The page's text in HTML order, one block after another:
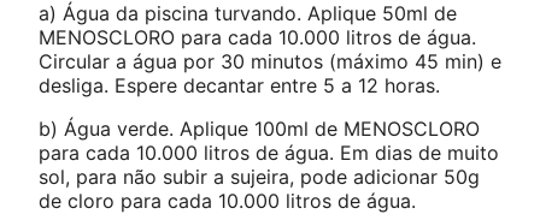
a) Água da piscina turvando. Aplique 50ml de
MENOSCLORO para cada 10.000 litros de água.
Circular a água por 30 minutos (máximo 45 min) e
desliga. Espere decantar entre 5 a 12 horas.
b) Água verde. Aplique 100ml de MENOSCLORO
para cada 10.000 litros de água. Em dias de muito
sol, para não subir a sujeira, pode adicionar 50g
de cloro para cada 10.000 litros de água.